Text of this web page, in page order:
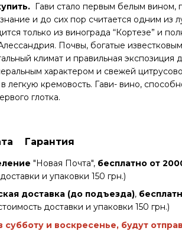
Гави стало первым белым вином,
и до сих пор считается одним из
только из винограда “Кортезе” и
Почвы, богатые
климат и правильная экспозиция
характером и свежей
кремовость. Гави- вино,
глотка.
Гарантия
"Новая Почта", бесплатно от
и упаковки 150 грн.)
доставка (до подъезда),
доставки и упаковки 150 грн.)
субботу и воскресенье, будут